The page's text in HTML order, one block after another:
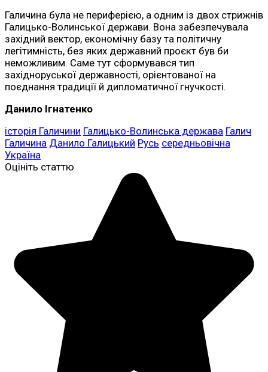
Галичина була не периферією, а одним із двох стрижнів
Галицько-Волинської держави. Вона забезпечувала
західний вектор, економічну базу та політичну
легітимність, без яких державний проєкт був би
неможливим. Саме тут сформувався тип
західноруської державності, орієнтованої на
поєднання традиції й дипломатичної гнучкості.
Данило Ігнатенко
історія Галичини Галицько-Волинська держава Галич
Галичина Данило Галицький Русь середньовічна
Україна
Оцініть статтю